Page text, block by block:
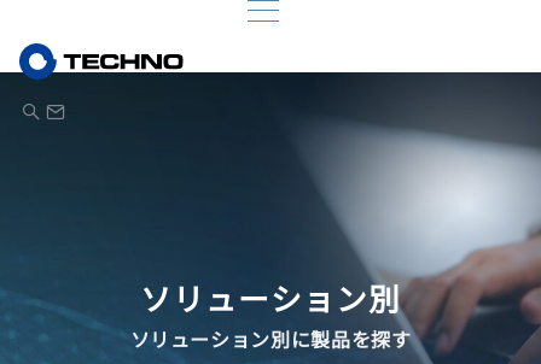
ソリューション別
ソリューション別に製品を探す